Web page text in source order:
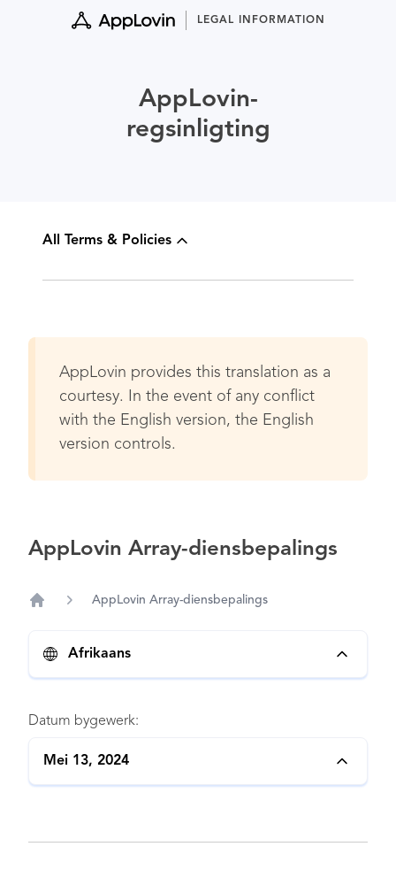
LEGAL INFORMATION
AppLovin-
regsinligting
All Terms & Policies
AppLovin provides this translation as a
courtesy. In the event of any conflict
with the English version, the English
version controls.
AppLovin Array-diensbepalings
AppLovin Array-diensbepalings
Afrikaans
Datum bygewerk:
Mei 13, 2024